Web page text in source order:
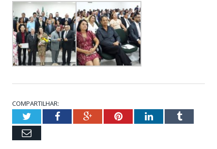
COMPARTILHAR:
TwitterFacebookGoogle+PinterestLinkedInTumblr
Email